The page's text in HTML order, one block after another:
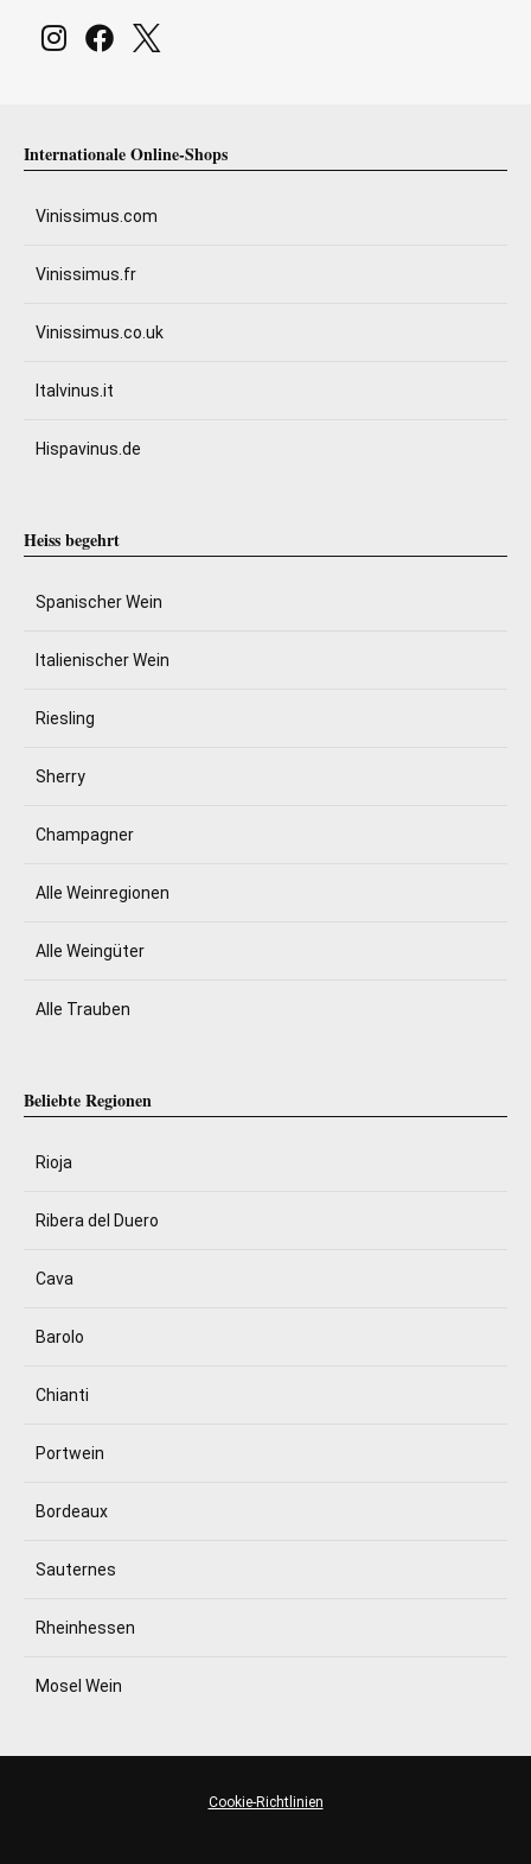
Internationale Online-Shops
Vinissimus.com
Vinissimus.fr
Vinissimus.co.uk
Italvinus.it
Hispavinus.de
Heiss begehrt
Spanischer Wein
Italienischer Wein
Riesling
Sherry
Champagner
Alle Weinregionen
Alle Weingüter
Alle Trauben
Beliebte Regionen
Rioja
Ribera del Duero
Cava
Barolo
Chianti
Portwein
Bordeaux
Sauternes
Rheinhessen
Mosel Wein
Cookie-Richtlinien